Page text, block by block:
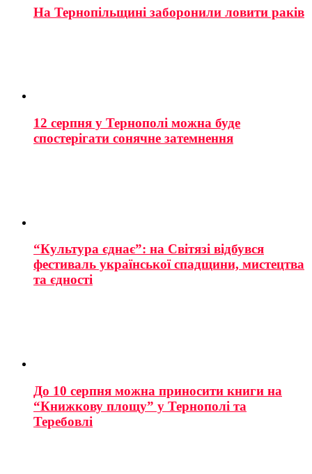
На Тернопільщині заборонили ловити раків
12 серпня у Тернополі можна буде
спостерігати сонячне затемнення
“Культура єднає”: на Світязі відбувся
фестиваль української спадщини, мистецтва
та єдності
До 10 серпня можна приносити книги на
“Книжкову площу” у Тернополі та
Теребовлі